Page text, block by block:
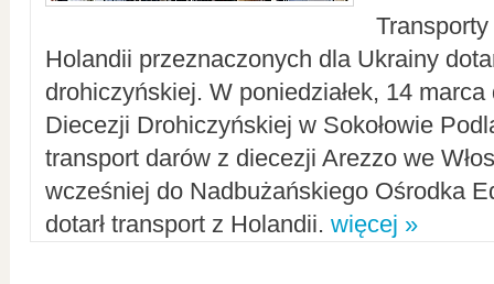
Holandii przeznaczonych dla Ukrainy
drohiczyńskiej. W poniedziałek, 14
Diecezji Drohiczyńskiej w Sokołowie
transport darów z diecezji Arezzo we
wcześniej do Nadbużańskiego Ośrodka
dotarł transport z Holandii. więcej »